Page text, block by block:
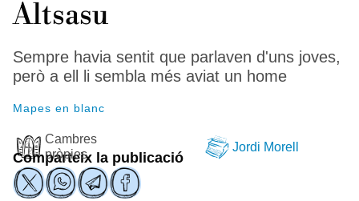
Altsasu
Sempre havia sentit que parlaven d'uns joves,
però a ell li sembla més aviat un home
Mapes en blanc
Cambres
pròpies
Jordi Morell
Comparteix la publicació